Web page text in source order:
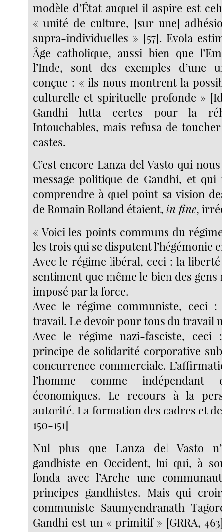
modèle d’État auquel il aspire est
« unité de culture, [sur une]
supra-individuelles » [57]. Evola
Âge catholique, aussi bien que
l’Inde, sont des exemples d’une
conçue : « ils nous montrent la
culturelle et spirituelle profonde »
Gandhi lutta certes pour la
Intouchables, mais refusa de
castes.
C’est encore Lanza del Vasto qui
message politique de Gandhi, et
comprendre à quel point sa vision
de Romain Rolland étaient,in fine,
« Voici les points communs du
les trois qui se disputent l’hégémonie
Avec le régime libéral, ceci : la
sentiment que même le bien des
imposé par la force.
Avec le régime communiste, ceci
travail. Le devoir pour tous du travail
Avec le régime nazi-fasciste, ceci
principe de solidarité corporative
concurrence commerciale.
l’homme comme indépendant
économiques. Le recours à la
autorité. La formation des cadres et
150-151]
Nul plus que Lanza del Vasto
gandhiste en Occident, lui qui, à
fonda avec l’Arche une
principes gandhistes. Mais qui
communiste Saumyendranath
Gandhi est un « primitif » [GRRA,